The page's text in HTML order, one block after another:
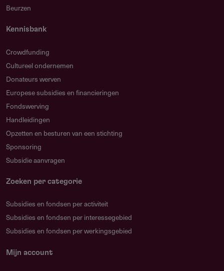
Beurzen
Kennisbank
Crowdfunding
Cultureel ondernemen
Donateurs werven
Europese subsidies en financieringen
Fondswerving
Handleidingen
Opzetten en besturen van een stichting
Sponsoring
Subsidie aanvragen
Zoeken per categorie
Subsidies en fondsen per activiteit
Subsidies en fondsen per interessegebied
Subsidies en fondsen per werkingsgebied
Mijn account